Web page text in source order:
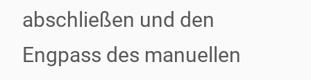
abschließen und den
Engpass des manuellen